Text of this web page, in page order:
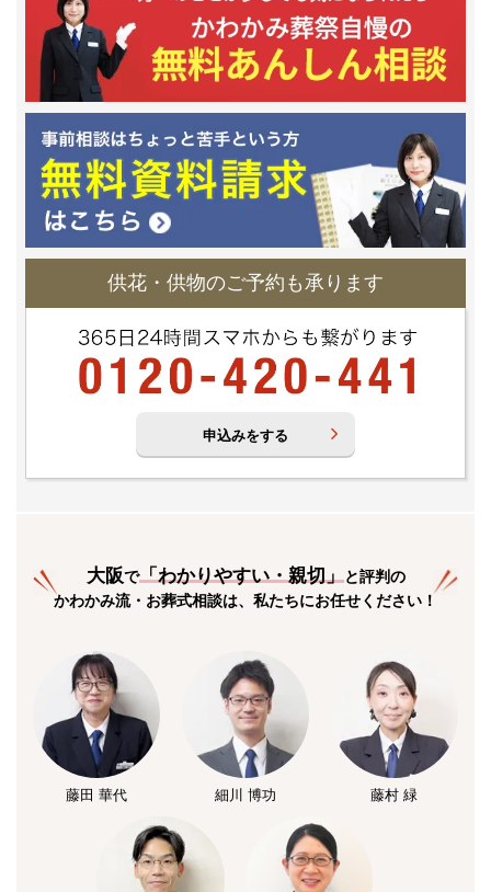
供花・供物のご予約も承ります
申込みをする
大阪で「わかりやすい・親切」と評判の
かわかみ流・お葬式相談は、私たちにお任せください！
藤田 華代 細川 博功 藤村 緑